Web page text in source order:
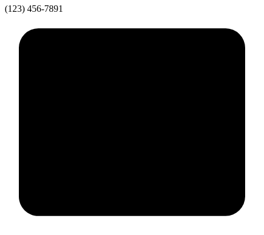
(123) 456-7891